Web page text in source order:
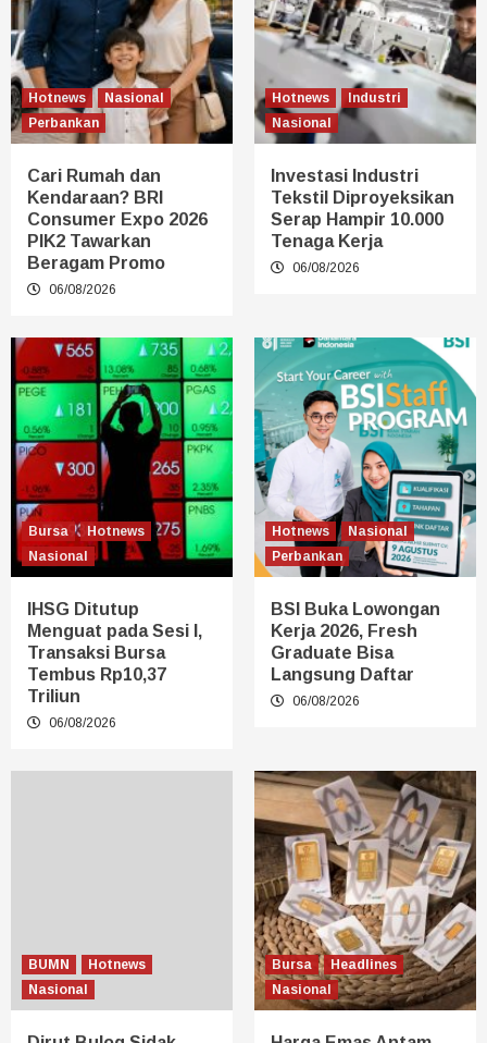
Hotnews
Nasional
Perbankan
Cari Rumah dan
Kendaraan? BRI
Consumer Expo 2026
PIK2 Tawarkan
Beragam Promo
06/08/2026
Hotnews
Industri
Nasional
Investasi Industri
Tekstil Diproyeksikan
Serap Hampir 10.000
Tenaga Kerja
06/08/2026
Bursa
Hotnews
Nasional
IHSG Ditutup
Menguat pada Sesi I,
Transaksi Bursa
Tembus Rp10,37
Triliun
06/08/2026
Hotnews
Nasional
Perbankan
BSI Buka Lowongan
Kerja 2026, Fresh
Graduate Bisa
Langsung Daftar
06/08/2026
BUMN
Hotnews
Nasional
Bursa
Headlines
Nasional